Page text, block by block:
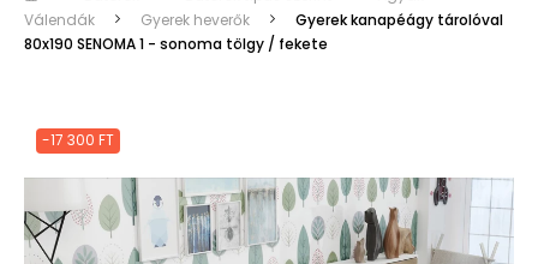
Válendák
Gyerek heverők
Gyerek kanapéágy tárolóval
80x190 SENOMA 1 - sonoma tölgy / fekete
-17 300 FT